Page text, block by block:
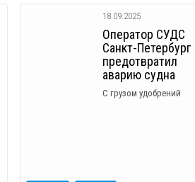
18.09.2025
Оператор СУДС
Санкт-Петербург
предотвратил
аварию судна
С грузом удобрений